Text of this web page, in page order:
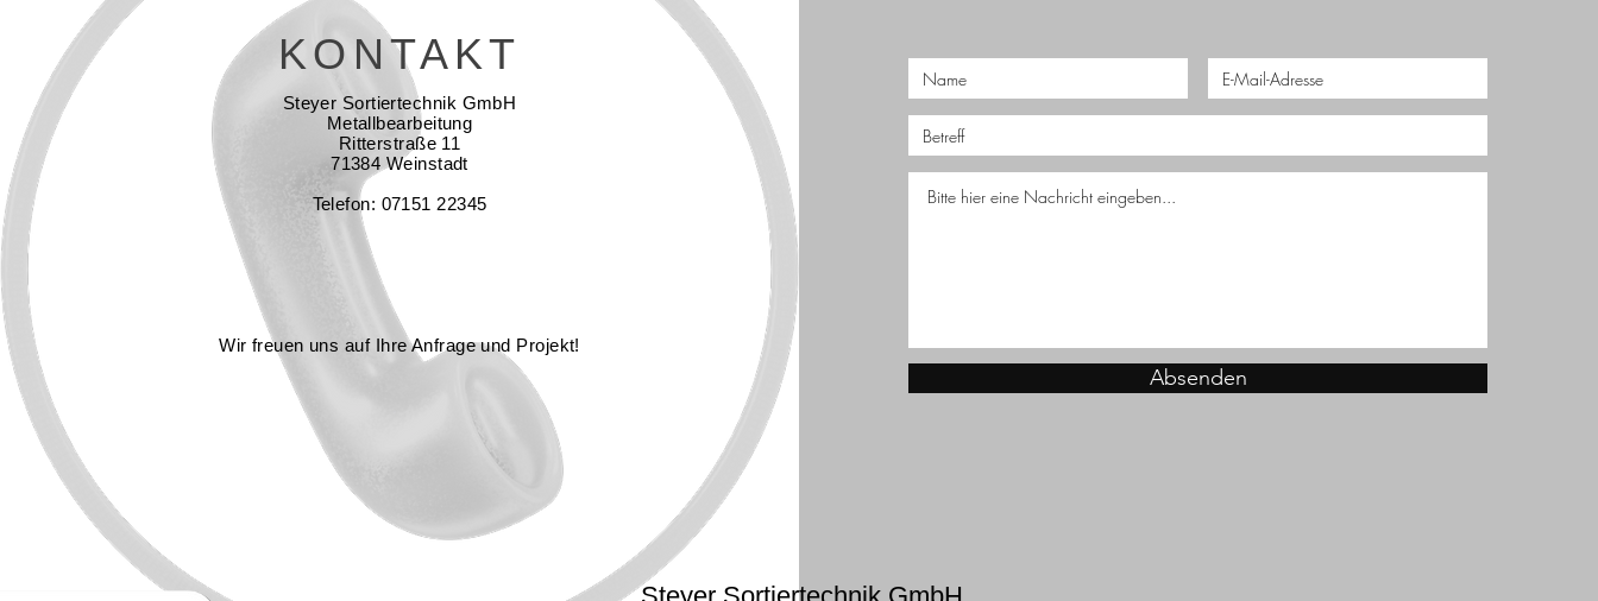
KONTAKT
Steyer Sortiertechnik GmbH
Metallbearbeitung
Ritterstraße 11
71384 Weinstadt
Telefon: 07151 22345
Wir freuen uns auf Ihre Anfrage und Projekt!
Absenden